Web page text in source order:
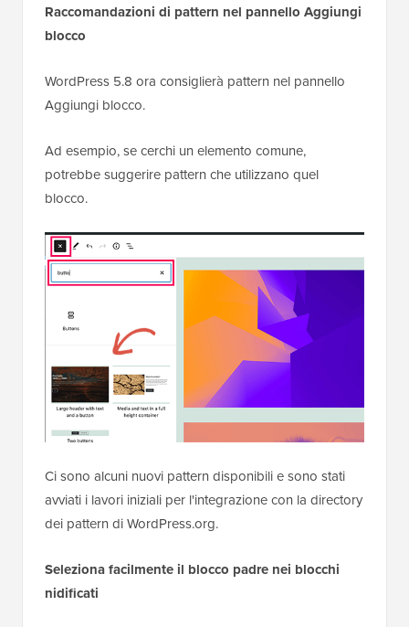
Raccomandazioni di pattern nel pannello Aggiungi
blocco
WordPress 5.8 ora consiglierà pattern nel pannello
Aggiungi blocco.
Ad esempio, se cerchi un elemento comune,
potrebbe suggerire pattern che utilizzano quel
blocco.
Ci sono alcuni nuovi pattern disponibili e sono stati
avviati i lavori iniziali per l'integrazione con la directory
dei pattern di WordPress.org.
Seleziona facilmente il blocco padre nei blocchi
nidificati